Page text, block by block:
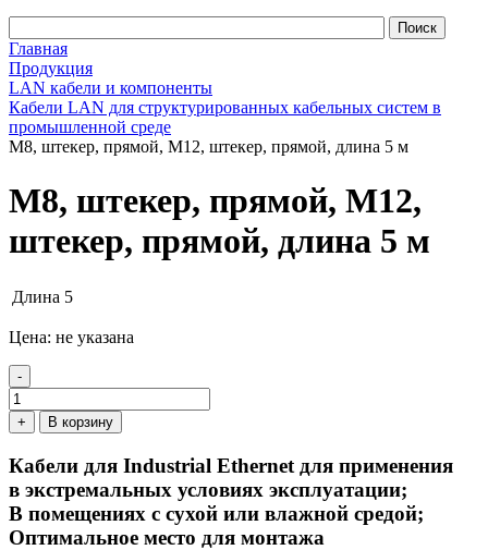
Главная
Продукция
LAN кабели и компоненты
Кабели LAN для структурированных кабельных систем в
промышленной среде
M8, штекер, прямой, М12, штекер, прямой, длина 5 м
M8, штекер, прямой, М12,
штекер, прямой, длина 5 м
Длина 5
Цена: не указана
-
+ В корзину
Кабели для Industrial Ethernet для применения
в экстремальных условиях эксплуатации;
В помещениях с сухой или влажной средой;
Оптимальное место для монтажа